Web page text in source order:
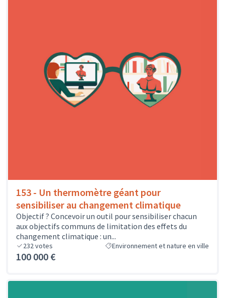
153 - Un thermomètre géant pour
sensibiliser au changement climatique
Objectif ? Concevoir un outil pour sensibiliser chacun
aux objectifs communs de limitation des effets du
changement climatique : un...
232votes Environnement et nature en ville
100 000 €